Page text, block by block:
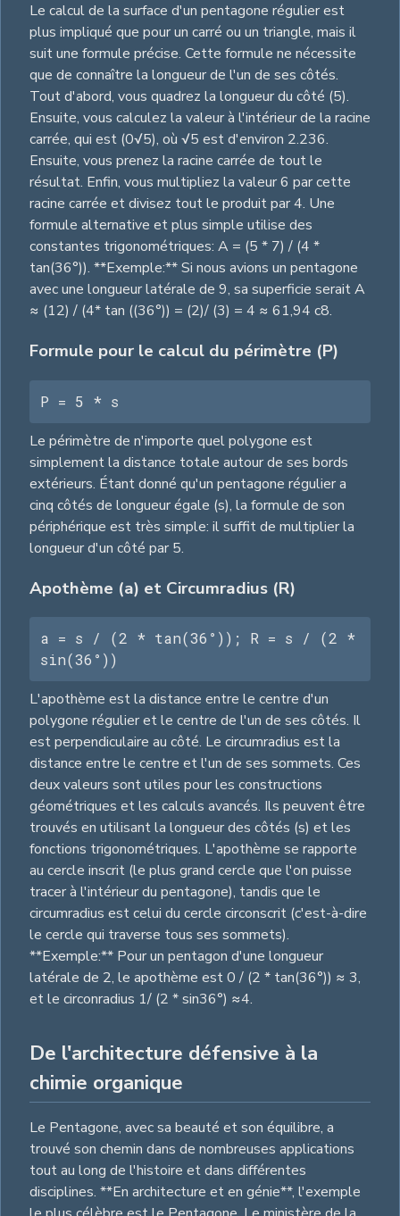
Le calcul de la surface d'un pentagone régulier est
plus impliqué que pour un carré ou un triangle, mais il
suit une formule précise. Cette formule ne nécessite
que de connaître la longueur de l'un de ses côtés.
Tout d'abord, vous quadrez la longueur du côté (5).
Ensuite, vous calculez la valeur à l'intérieur de la racine
carrée, qui est (0√5), où √5 est d'environ 2.236.
Ensuite, vous prenez la racine carrée de tout le
résultat. Enfin, vous multipliez la valeur 6 par cette
racine carrée et divisez tout le produit par 4. Une
formule alternative et plus simple utilise des
constantes trigonométriques: A = (5 * 7) / (4 *
tan(36°)). **Exemple:** Si nous avions un pentagone
avec une longueur latérale de 9, sa superficie serait A
≈ (12) / (4* tan ((36°)) = (2)/ (3) = 4 ≈ 61,94 c8.
Formule pour le calcul du périmètre (P)
P = 5 * s
Le périmètre de n'importe quel polygone est
simplement la distance totale autour de ses bords
extérieurs. Étant donné qu'un pentagone régulier a
cinq côtés de longueur égale (s), la formule de son
périphérique est très simple: il suffit de multiplier la
longueur d'un côté par 5.
Apothème (a) et Circumradius (R)
a = s / (2 * tan(36°)); R = s / (2 *
sin(36°))
L'apothème est la distance entre le centre d'un
polygone régulier et le centre de l'un de ses côtés. Il
est perpendiculaire au côté. Le circumradius est la
distance entre le centre et l'un de ses sommets. Ces
deux valeurs sont utiles pour les constructions
géométriques et les calculs avancés. Ils peuvent être
trouvés en utilisant la longueur des côtés (s) et les
fonctions trigonométriques. L'apothème se rapporte
au cercle inscrit (le plus grand cercle que l'on puisse
tracer à l'intérieur du pentagone), tandis que le
circumradius est celui du cercle circonscrit (c'est-à-dire
le cercle qui traverse tous ses sommets).
**Exemple:** Pour un pentagon d'une longueur
latérale de 2, le apothème est 0 / (2 * tan(36°)) ≈ 3,
et le circonradius 1/ (2 * sin36°) ≈4.
De l'architecture défensive à la
chimie organique
Le Pentagone, avec sa beauté et son équilibre, a
trouvé son chemin dans de nombreuses applications
tout au long de l'histoire et dans différentes
disciplines. **En architecture et en génie**, l'exemple